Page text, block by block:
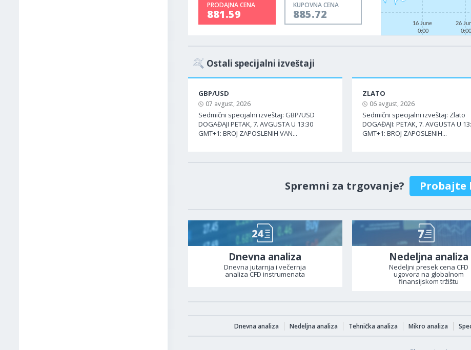
PRODAJNA CENA
881.59
KUPOVNA CENA
885.72
16 June
0:00
26
0:00
Ostali specijalni izveštaji
GBP/USD
07 avgust, 2026
Sedmični specijalni izveštaj: GBP/USD
DOGAĐAJI PETAK, 7. AVGUSTA U 13:30
GMT+1: BROJ ZAPOSLENIH VAN...
ZLATO
06 avgust, 2026
Sedmični specijalni izveštaj: Zlato
DOGAĐAJI: PETAK, 7. AVGUSTA U
GMT+1: BROJ ZAPOSLENIH...
Spremni za trgovanje? Probajte
Dnevna analiza
Dnevna jutarnja i večernja
analiza CFD instrumenata
Nedeljna analiza
Nedeljni presek cena CFD
ugovora na globalnom
finansijskom tržištu
Dnevna analiza Nedeljna analiza Tehnička analiza Mikro analiza